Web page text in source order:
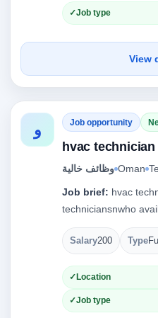
Job type
View
و Job opportunity
hvac technician
وظائف خالية Oman
Job brief: hvac
techniciansnwho
Salary200 Type
Location
Job type